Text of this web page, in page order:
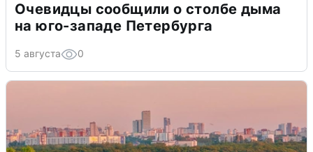
Очевидцы сообщили о столбе дыма
на юго-западе Петербурга
5 августа 0